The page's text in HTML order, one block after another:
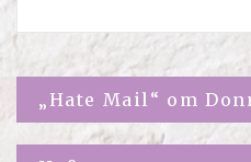
Навигация
„Hate Mail“ от